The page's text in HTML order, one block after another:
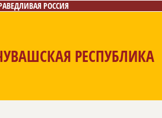
РОССИЯ
РЕСПУБЛИКА